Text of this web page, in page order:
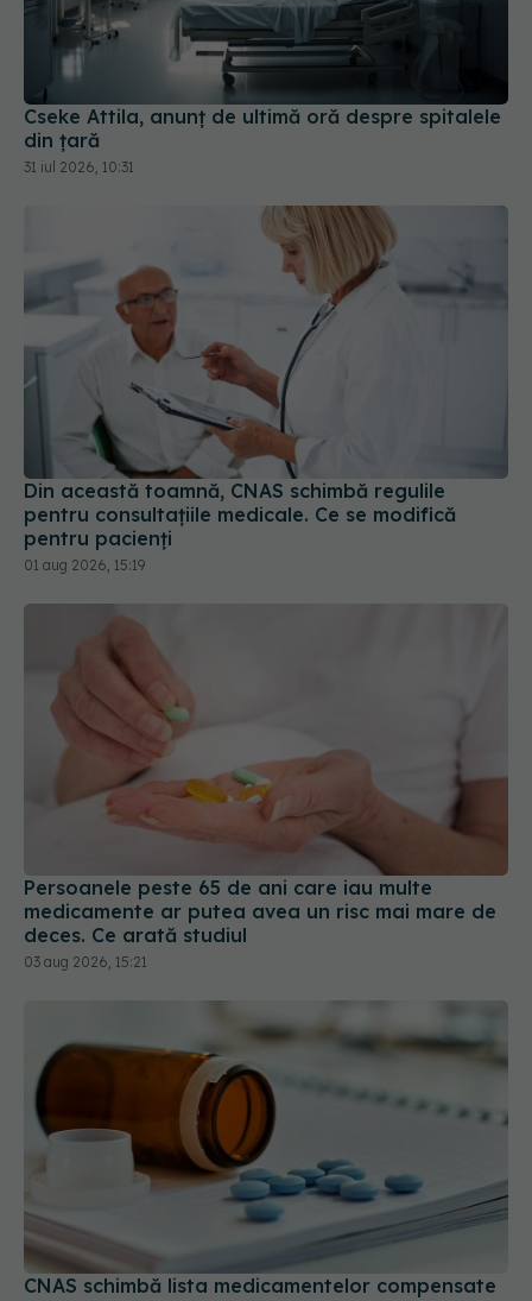
Cseke Attila, anunț de ultimă oră despre spitalele
din țară
31 iul 2026, 10:31
Din această toamnă, CNAS schimbă regulile
pentru consultațiile medicale. Ce se modifică
pentru pacienți
01 aug 2026, 15:19
Persoanele peste 65 de ani care iau multe
medicamente ar putea avea un risc mai mare de
deces. Ce arată studiul
03 aug 2026, 15:21
CNAS schimbă lista medicamentelor compensate